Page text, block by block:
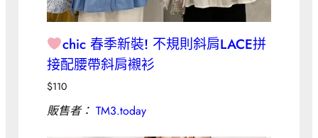
chic 春季新裝! 不規則斜肩LACE拼
接配腰帶斜肩襯衫
$110
販售者： TM3.today